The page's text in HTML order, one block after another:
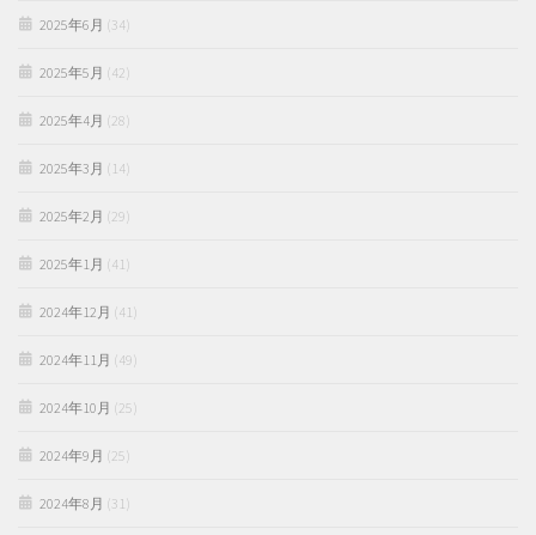
2025年6月 (34)
2025年5月 (42)
2025年4月 (28)
2025年3月 (14)
2025年2月 (29)
2025年1月 (41)
2024年12月 (41)
2024年11月 (49)
2024年10月 (25)
2024年9月 (25)
2024年8月 (31)